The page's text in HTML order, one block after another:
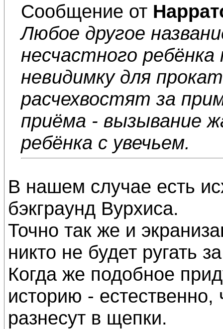
Сообщение от
Любое другое
несчастного
невидимку для
расчехвостят за
приёма - вызывание
ребёнка с увечьем.
В нашем случае есть
бэкграунд Вурхиса.
Точно так же и
никто не будет ругать
Когда же подобное
историю -
разнесут в щепки.